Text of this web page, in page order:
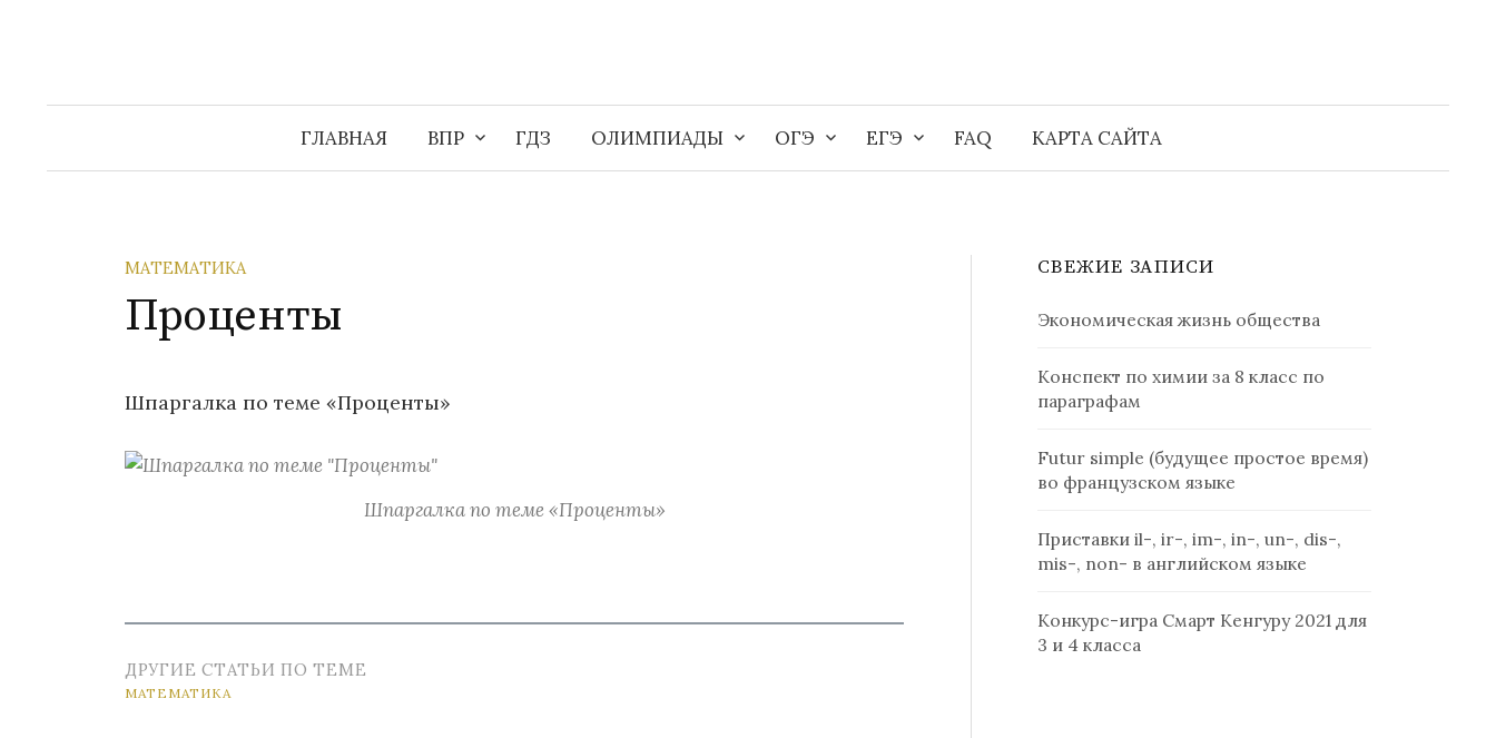
ГЛАВНАЯ ВПР ГДЗ ОЛИМПИАДЫ ОГЭ ЕГЭ FAQ КАРТА САЙТА
Найти:
МАТЕМАТИКА
Проценты
Шпаргалка по теме «Проценты»
Шпаргалка по теме «Проценты»
ДРУГИЕ СТАТЬИ ПО ТЕМЕ
МАТЕМАТИКА
СВЕЖИЕ ЗАПИСИ
Экономическая жизнь общества
Конспект по химии за 8 класс по
параграфам
Futur simple (будущее простое время)
во французском языке
Приставки il-, ir-, im-, in-, un-, dis-,
mis-, non- в английском языке
Конкурс-игра Смарт Кенгуру 2021 для
3 и 4 класса